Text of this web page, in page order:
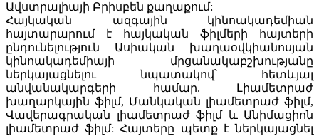
Ավստրալիայի Բրիսբեն քաղաքում:
Հայկական ազգային կինոակադեմիան
հայտարարում է հայկական ֆիլմերի հայտերի
ընդունելություն Ասիական խաղաօվկիանոսյան
կինոակադեմիայի մրցանակաբշխությանը
ներկայացնելու նպատակով՝ հետևյալ
անվանակարգերի համար. Լիամետրաժ
խաղարկային ֆիլմ, Մանկական լիամետրաժ ֆիլմ,
Վավերագրական լիամետրաժ ֆիլմ և Անիմացիոն
լիամետրաժ ֆիլմ: Հայտերը պետք է ներկայացնել